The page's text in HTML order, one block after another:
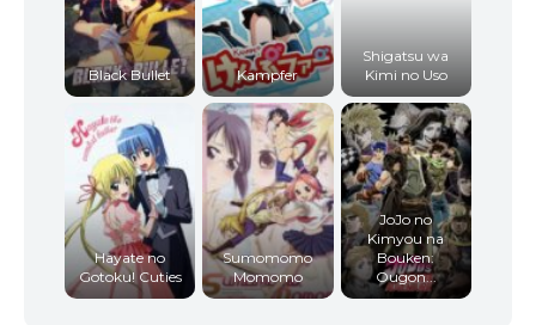
Black Bullet Kampfer
Shigatsu wa
Kimi no Uso
Hayate no
Gotoku! Cuties
Sumomomo
Momomo
JoJo no
Kimyou na
Bouken:
Ougon...